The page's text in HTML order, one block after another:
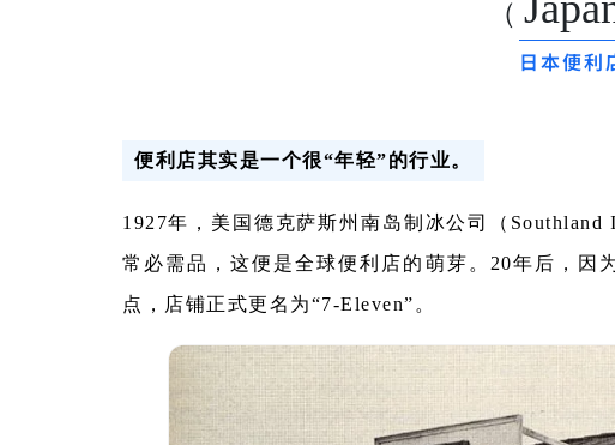
（
日本便利
便利店其实是一个很“年轻”的行业。
1927年，美国德克萨斯州南岛制冰公司（
常必需品，这便是全球便利店的萌芽。20年后，因
点，店铺正式更名为“7-Eleven”。